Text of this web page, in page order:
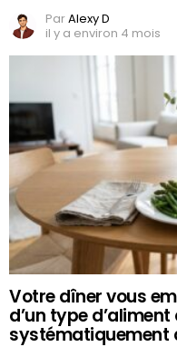
ParAlexy D
il y a environ 4 mois
Votre dîner vous
d’un type
systématiquement